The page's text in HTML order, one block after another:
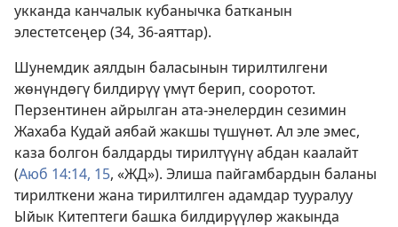
укканда канчалык кубанычка батканын
элестетсеңер (34, 36-аяттар).
Шунемдик аялдын баласынын тирилтилгени
жөнүндөгү билдирүү үмүт берип, сооротот.
Перзентинен айрылган ата-энелердин сезимин
Жахаба Кудай аябай жакшы түшүнөт. Ал эле эмес,
каза болгон балдарды тирилтүүнү абдан каалайт
(Аюб 14:14, 15, «ЖД»). Элиша пайгамбардын баланы
тирилткени жана тирилтилген адамдар тууралуу
Ыйык Китептеги башка билдирүүлөр жакында